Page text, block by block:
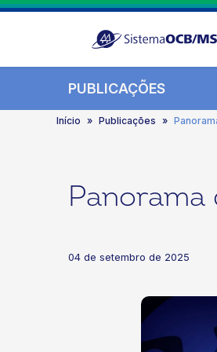
PUBLICAÇÕES
Início Publicações
04 de setembro de 2025